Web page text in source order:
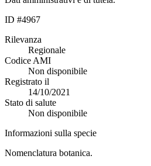
ID #4967
Rilevanza
Regionale
Codice AMI
Non disponibile
Registrato il
14/10/2021
Stato di salute
Non disponibile
Informazioni sulla specie
Nomenclatura botanica.